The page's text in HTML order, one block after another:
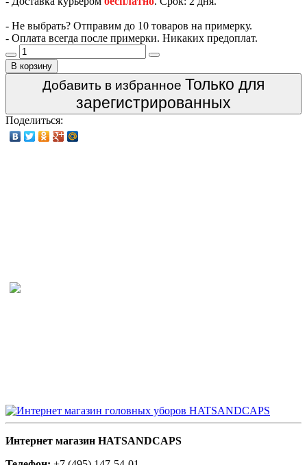
- Не выбрать? Отправим до 10 товаров на примерку.
- Оплата всегда после примерки. Никаких предоплат.
В корзину
Добавить в избранное Только для
зарегистрированных
Поделиться:
Интернет магазин HATSANDCAPS